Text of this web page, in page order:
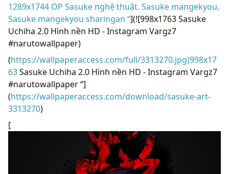
1289x1744 OP Sasuke nghệ thuật. Sasuke mangekyou,
Sasuke mangekyou sharingan “](![998x1763 Sasuke
Uchiha 2.0 Hình nền HD - Instagram Vargz7
#narutowallpaper)
(https://wallpaperaccess.com/full/3313270.jpg)998x17
63Sasuke Uchiha 2.0 Hình nền HD - Instagram Vargz7
#narutowallpaper “]
(https://wallpaperaccess.com/download/sasuke-art-
3313270)
[